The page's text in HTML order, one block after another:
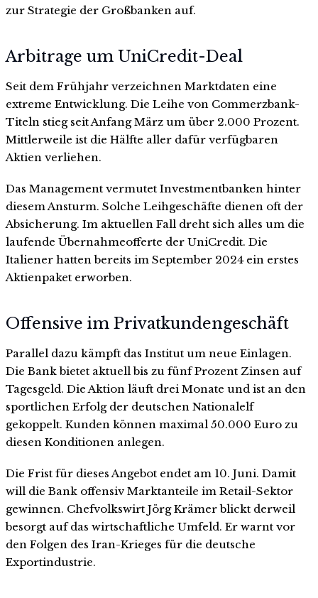
zur Strategie der Großbanken auf.
Arbitrage um UniCredit-Deal
Seit dem Frühjahr verzeichnen Marktdaten eine
extreme Entwicklung. Die Leihe von Commerzbank-
Titeln stieg seit Anfang März um über 2.000 Prozent.
Mittlerweile ist die Hälfte aller dafür verfügbaren
Aktien verliehen.
Das Management vermutet Investmentbanken hinter
diesem Ansturm. Solche Leihgeschäfte dienen oft der
Absicherung. Im aktuellen Fall dreht sich alles um die
laufende Übernahmeofferte der UniCredit. Die
Italiener hatten bereits im September 2024 ein erstes
Aktienpaket erworben.
Offensive im Privatkundengeschäft
Parallel dazu kämpft das Institut um neue Einlagen.
Die Bank bietet aktuell bis zu fünf Prozent Zinsen auf
Tagesgeld. Die Aktion läuft drei Monate und ist an den
sportlichen Erfolg der deutschen Nationalelf
gekoppelt. Kunden können maximal 50.000 Euro zu
diesen Konditionen anlegen.
Die Frist für dieses Angebot endet am 10. Juni. Damit
will die Bank offensiv Marktanteile im Retail-Sektor
gewinnen. Chefvolkswirt Jörg Krämer blickt derweil
besorgt auf das wirtschaftliche Umfeld. Er warnt vor
den Folgen des Iran-Krieges für die deutsche
Exportindustrie.